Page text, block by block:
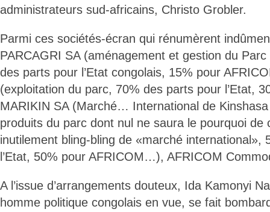
administrateurs sud-africains, Christo Grobler.
Parmi ces sociétés-écran qui rénumèrent
PARCAGRI SA (aménagement et gestion du
des parts pour l’Etat congolais, 15% pour
(exploitation du parc, 70% des parts pour l’Etat,
MARIKIN SA (Marché… International de Kinshasa
produits du parc dont nul ne saura le pourquoi de
inutilement bling-bling de «marché international»,
l’Etat, 50% pour AFRICOM…), AFRICOM
A l’issue d’arrangements douteux, Ida Kamonyi
homme politique congolais en vue, se fait